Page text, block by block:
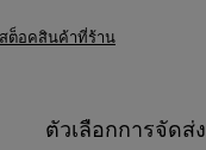
ต็อคสินค้าที่ร้าน
ตัวเลือกการจัดส่ง